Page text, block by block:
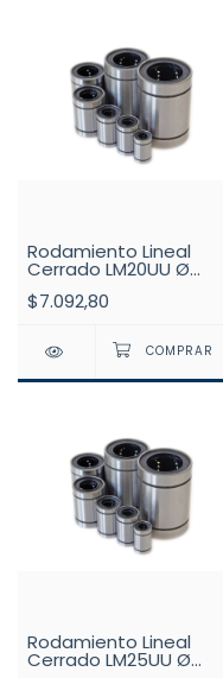
Rodamiento Lineal
Cerrado LM20UU Ø
$7.092,80
Rodamiento Lineal
Cerrado LM25UU Ø